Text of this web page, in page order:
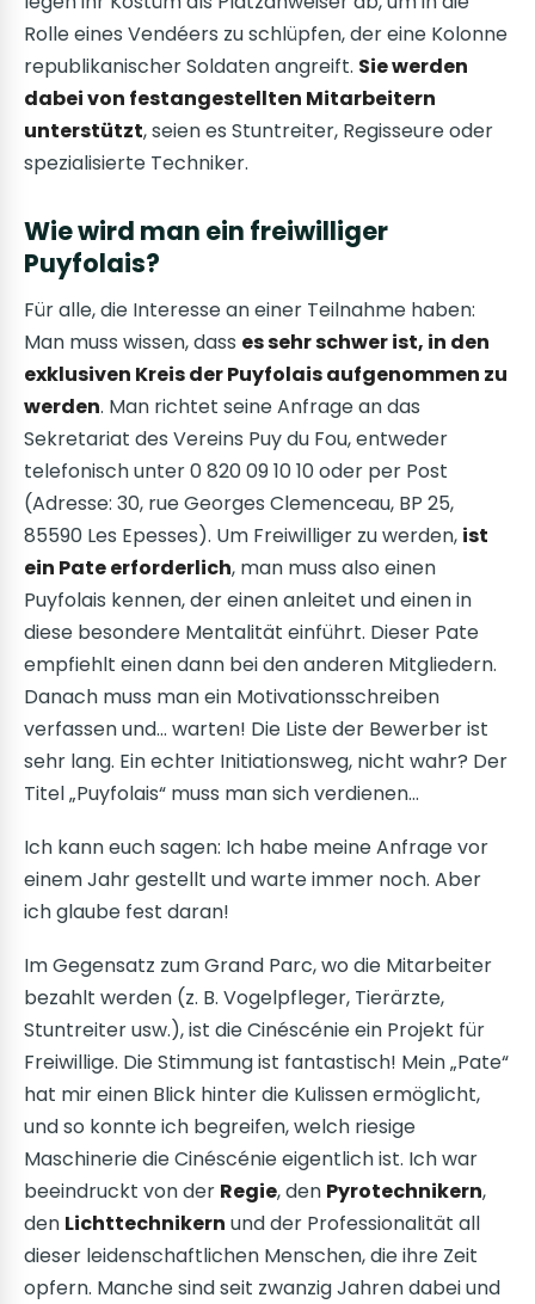
Rolle eines Vendéers zu schlüpfen, der eine Kolonne
republikanischer Soldaten angreift. Sie werden
dabei von festangestellten Mitarbeitern
unterstützt, seien es Stuntreiter, Regisseure oder
spezialisierte Techniker.
Wie wird man ein freiwilliger
Puyfolais?
Für alle, die Interesse an einer Teilnahme haben:
Man muss wissen, dass es sehr schwer ist, in den
exklusiven Kreis der Puyfolais aufgenommen zu
werden. Man richtet seine Anfrage an das
Sekretariat des Vereins Puy du Fou, entweder
telefonisch unter 0 820 09 10 10 oder per Post
(Adresse: 30, rue Georges Clemenceau, BP 25,
85590 Les Epesses). Um Freiwilliger zu werden, ist
ein Pate erforderlich, man muss also einen
Puyfolais kennen, der einen anleitet und einen in
diese besondere Mentalität einführt. Dieser Pate
empfiehlt einen dann bei den anderen Mitgliedern.
Danach muss man ein Motivationsschreiben
verfassen und… warten! Die Liste der Bewerber ist
sehr lang. Ein echter Initiationsweg, nicht wahr? Der
Titel „Puyfolais“ muss man sich verdienen…
Ich kann euch sagen: Ich habe meine Anfrage vor
einem Jahr gestellt und warte immer noch. Aber
ich glaube fest daran!
Im Gegensatz zum Grand Parc, wo die Mitarbeiter
bezahlt werden (z. B. Vogelpfleger, Tierärzte,
Stuntreiter usw.), ist die Cinéscénie ein Projekt für
Freiwillige. Die Stimmung ist fantastisch! Mein „Pate“
hat mir einen Blick hinter die Kulissen ermöglicht,
und so konnte ich begreifen, welch riesige
Maschinerie die Cinéscénie eigentlich ist. Ich war
beeindruckt von der Regie, den Pyrotechnikern,
den Lichttechnikern und der Professionalität all
dieser leidenschaftlichen Menschen, die ihre Zeit
opfern. Manche sind seit zwanzig Jahren dabei und